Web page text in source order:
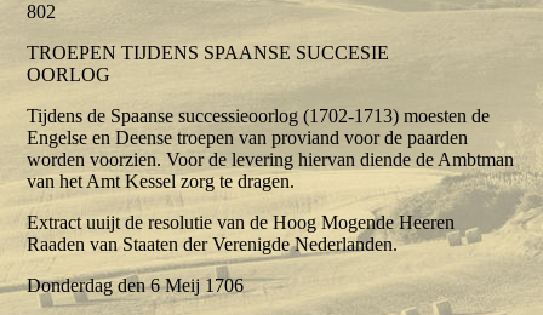
802
TROEPEN TIJDENS SPAANSE SUCCESIE
Tijdens de Spaanse successieoorlog (1702-1713) moesten de
Engelse en Deense troepen van proviand voor de paarden
worden voorzien. Voor de levering hiervan diende de Ambtman
van het Amt Kessel zorg te dragen.
Extract uuijt de resolutie van de Hoog Mogende Heeren
Raaden van Staaten der Verenigde Nederlanden.
Donderdag den 6 Meij 1706